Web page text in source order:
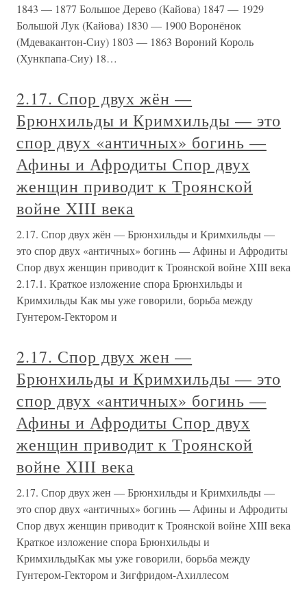
1843 — 1877 Большое Дерево (Кайова) 1847 — 1929
Большой Лук (Кайова) 1830 — 1900 Воронёнок
(Мдевакантон-Сиу) 1803 — 1863 Вороний Король
(Хункпапа-Сиу) 18…
2.17. Спор двух жён —
Брюнхильды и Кримхильды — это
спор двух «античных» богинь —
Афины и Афродиты Спор двух
женщин приводит к Троянской
войне XIII века
2.17. Спор двух жён — Брюнхильды и Кримхильды —
это спор двух «античных» богинь — Афины и Афродиты
Спор двух женщин приводит к Троянской войне XIII века
2.17.1. Краткое изложение спора Брюнхильды и
Кримхильды Как мы уже говорили, борьба между
Гунтером-Гектором и
2.17. Спор двух жен —
Брюнхильды и Кримхильды — это
спор двух «античных» богинь —
Афины и Афродиты Спор двух
женщин приводит к Троянской
войне XIII века
2.17. Спор двух жен — Брюнхильды и Кримхильды —
это спор двух «античных» богинь — Афины и Афродиты
Спор двух женщин приводит к Троянской войне XIII века
Краткое изложение спора Брюнхильды и
КримхильдыКак мы уже говорили, борьба между
Гунтером-Гектором и Зигфридом-Ахиллесом